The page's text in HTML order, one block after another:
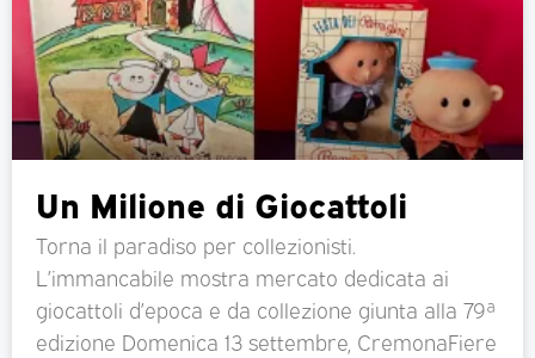
Un Milione di Giocattoli
Torna il paradiso per collezionisti.
L’immancabile mostra mercato dedicata ai
giocattoli d’epoca e da collezione giunta alla 79ª
edizione Domenica 13 settembre, CremonaFiere